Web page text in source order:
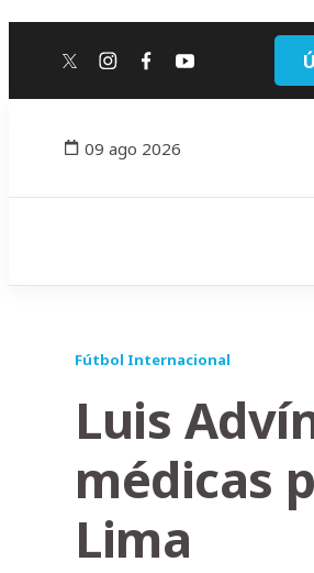
twitterinstagram
facebook
youtube
09 ago 2026
Fútbol Internacional
Luis
médicas
Lima